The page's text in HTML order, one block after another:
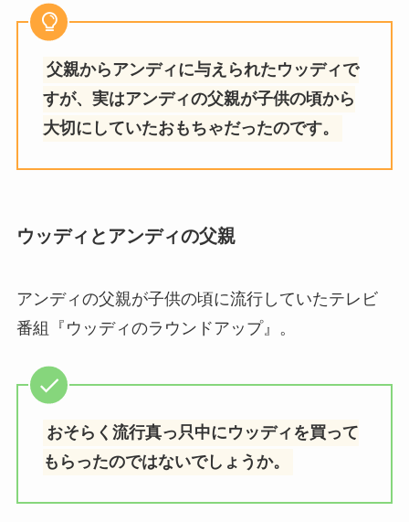
父親からアンディに与えられたウッディで
すが、実はアンディの父親が子供の頃から
大切にしていたおもちゃだったのです。
ウッディとアンディの父親
アンディの父親が子供の頃に流行していたテレビ
番組『ウッディのラウンドアップ』。
おそらく流行真っ只中にウッディを買って
もらったのではないでしょうか。